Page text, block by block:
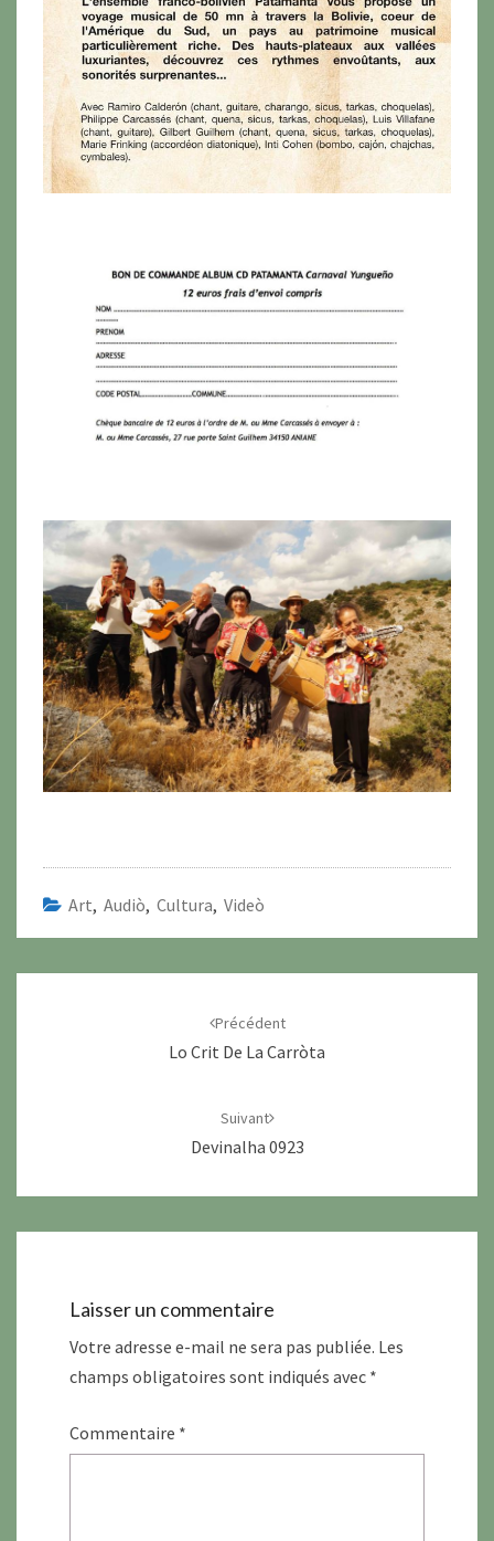
Art, Audiò, Cultura, Videò
Précédent
Lo Crit De La Carròta
Suivant
Devinalha 0923
Laisser un commentaire
Votre adresse e-mail ne sera pas publiée. Les
champs obligatoires sont indiqués avec *
Commentaire *